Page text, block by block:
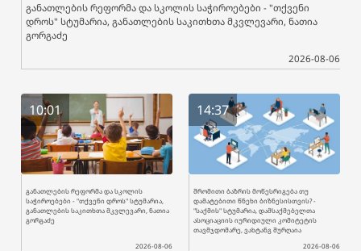
განათლების რეფორმა და სკოლის საჭიროებები - "თქვენი
დროს" სტუმარია, განათლების საკითხთა მკვლევარი, ნათია
გორგაძე
2026-08-06
10:01
განათლების რეფორმა და სკოლის
საჭიროებები - "თქვენი დროს" სტუმარია,
განათლების საკითხთა მკვლევარი, ნათია
გორგაძე
2026-08-06
14:37
შრომითი ბაზრის მოწესრიგება თუ
დამატებითი წნეხი ბიზნესისთვის? -
"საქმის" სტუმარია, დამსაქმებელთა
ასოციაციის იურიდიული კომიტეტის
თავმჯდომარე, ვახტანგ შურღაია
2026-08-06